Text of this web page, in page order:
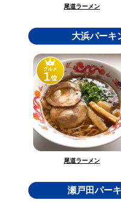
尾道ラーメン
大浜パーキ
尾道ラーメン
瀬戸田パー